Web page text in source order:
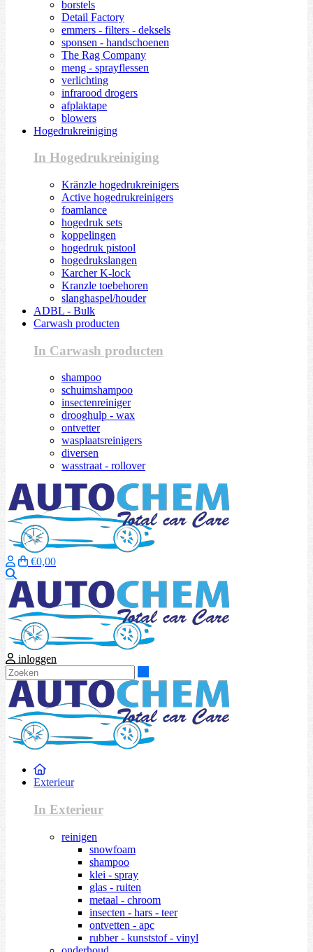
borstels
Detail Factory
emmers - filters - deksels
sponsen - handschoenen
The Rag Company
meng - sprayflessen
verlichting
infrarood drogers
afplaktape
blowers
Hogedrukreiniging
In Hogedrukreiniging
Kränzle hogedrukreinigers
Active hogedrukreinigers
foamlance
hogedruk sets
koppelingen
hogedruk pistool
hogedrukslangen
Karcher K-lock
Kranzle toebehoren
slanghaspel/houder
ADBL - Bulk
Carwash producten
In Carwash producten
shampoo
schuimshampoo
insectenreiniger
drooghulp - wax
ontvetter
wasplaatsreinigers
diversen
wasstraat - rollover
€0,00
inloggen
Exterieur
In Exterieur
reinigen
snowfoam
shampoo
klei - spray
glas - ruiten
metaal - chroom
insecten - hars - teer
ontvetten - apc
rubber - kunststof - vinyl